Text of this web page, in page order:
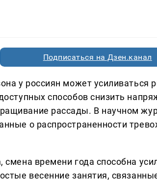
Подписаться на Дзен.канал
у россиян может усиливаться
способов снизить
рассады. В научном
о распространенности
времени года способна
весенние занятия,